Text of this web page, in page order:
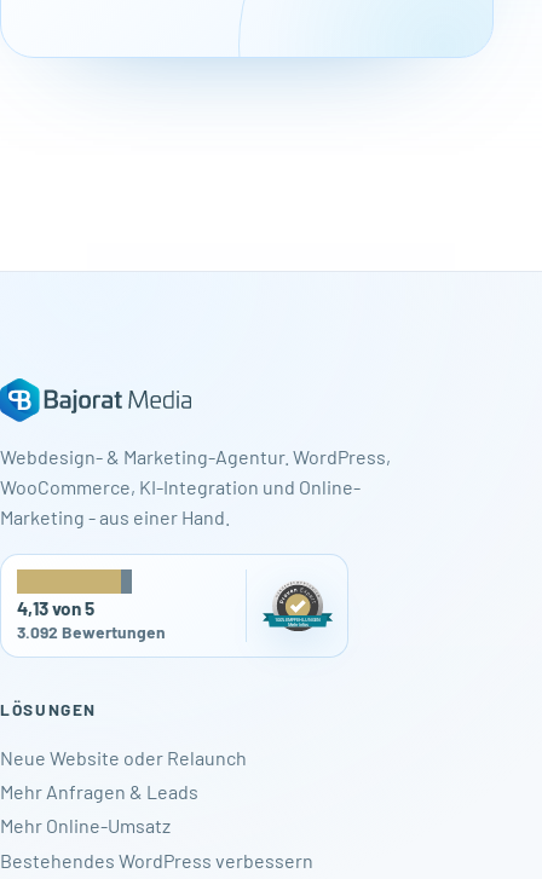
Webdesign- & Marketing-Agentur. WordPress,
WooCommerce, KI-Integration und Online-
Marketing - aus einer Hand.
4,13 von 5
3.092 Bewertungen
LÖSUNGEN
Neue Website oder Relaunch
Mehr Anfragen & Leads
Mehr Online-Umsatz
Bestehendes WordPress verbessern